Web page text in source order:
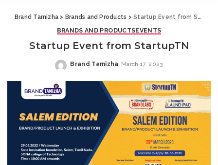
Brand Tamizha > Brands and Products >Startup Event from StartupTN
BRANDS AND PRODUCTSEVENTS
Startup Event from StartupTN
Posted
Brand Tamizha March 17, 2023